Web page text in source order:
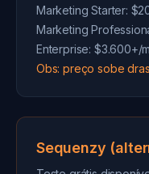
Marketing Starter:
Marketing
Enterprise: $3.600+/
Obs: preço sobe
Sequenzy